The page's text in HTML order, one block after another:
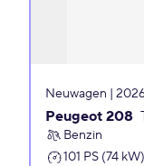
Neuwagen |
Peugeot 208
Benzin
101 PS (74 kW)